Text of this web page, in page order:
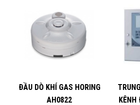
ĐẦU DÒ KHÍ GAS HORING
AH0822
KÊNH